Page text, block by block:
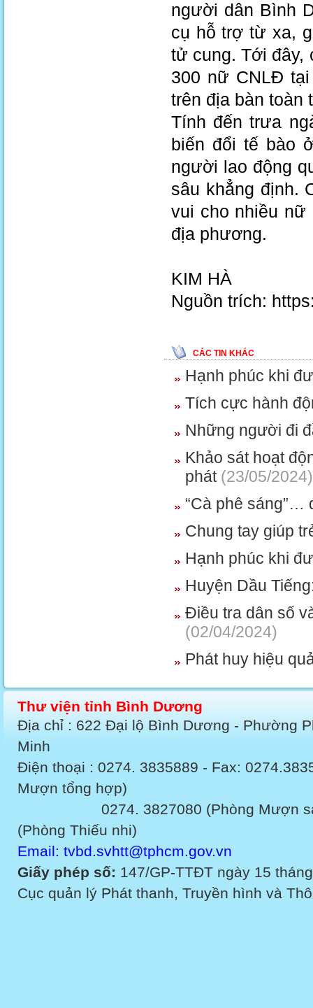
người dân Bình
cụ hỗ trợ từ xa,
tử cung. Tới đây,
300 nữ CNLĐ
trên địa bàn toàn
Tính đến trưa
biến đổi tế bào
người lao động
sâu khẳng định.
vui cho nhiều nữ
địa phương.
KIM HÀ
Nguồn trích:
CÁC TIN KHÁC
Hạnh phúc khi
Tích cực hành
Những người đi
Khảo sát hoạt
phát(23/05/2024)
“Cà phê sáng”…
Chung tay giúp
Hạnh phúc khi
Huyện Dầu
Điều tra dân số
(02/04/2024)
Phát huy hiệu
Thư viện tỉnh Bình Dương
Địa chỉ : 622 Đại lộ Bình Dương - Phường
Minh
Điện thoại : 0274. 3835889 - Fax:
Mượn tổng hợp)
0274. 3827080 (Phòng Mượn sách
(Phòng Thiếu nhi)
Email: tvbd.svhtt@tphcm.gov.vn
Giấy phép số: 147/GP-TTĐT ngày 15
Cục quản lý Phát thanh, Truyền hình và